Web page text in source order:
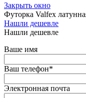
Закрыть окно
Футорка Valfex
Нашли дешевле
Нашли дешевле
Ваше имя
Ваш телефон*
Электронная почта